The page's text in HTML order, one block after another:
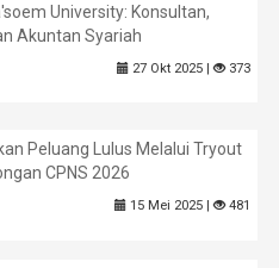
University: Konsultan,
Akuntan Syariah
27 Okt 2025 | 373
Peluang Lulus Melalui Tryout
CPNS 2026
15 Mei 2025 | 481